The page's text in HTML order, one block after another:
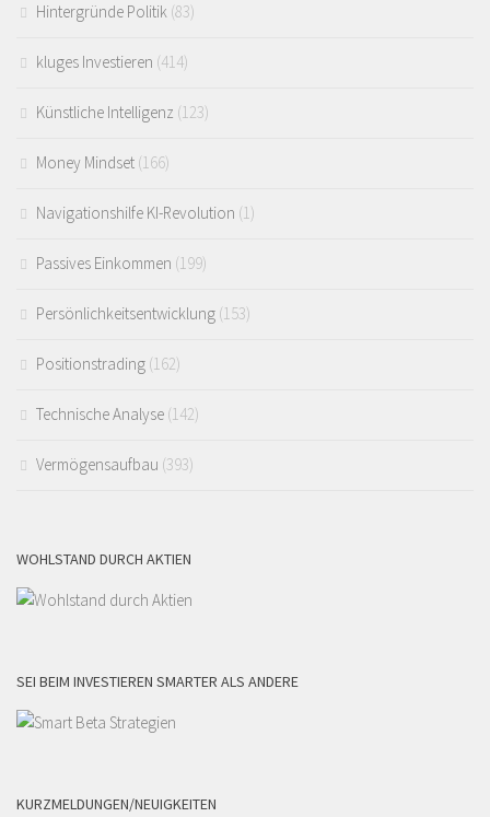
Hintergründe Politik (83)
kluges Investieren (414)
Künstliche Intelligenz (123)
Money Mindset (166)
Navigationshilfe KI-Revolution (1)
Passives Einkommen (199)
Persönlichkeitsentwicklung (153)
Positionstrading (162)
Technische Analyse (142)
Vermögensaufbau (393)
WOHLSTAND DURCH AKTIEN
SEI BEIM INVESTIEREN SMARTER ALS ANDERE
KURZMELDUNGEN/NEUIGKEITEN